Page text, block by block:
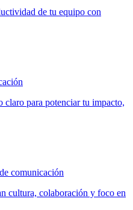
de tu equipo con
claro para potenciar tu impacto,
comunicación
cultura, colaboración y foco en